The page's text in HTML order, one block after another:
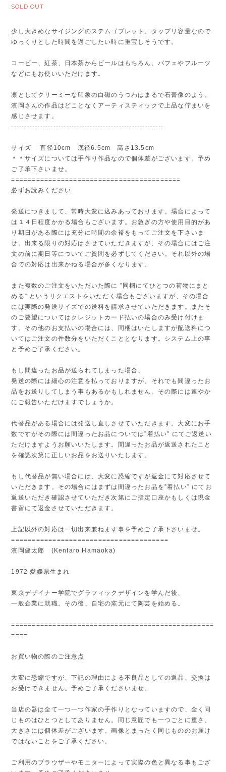
SOLD OUT
少し大きめなサイジングのステムゴブレット。タップリ容量なので
ゆっくりとした時間を過ごしたい時に重宝しそうです。
コービー、紅茶、日本茶からビールはもちろん、パフェやフルーツ
などにもお使いいただけます。
凛としてクリーミーな印象の白磁のうつわはまるで石膏像のよう。
濱岡さんの作品はどことなくアーティスティックで上品な佇まいを
感じさせます。
----------------------------------------------------------
サイズ 直径10cm 底径6.5cm 高さ13.5cm
＊＊サイズについては手作り作品なので個体差がございます。予め
ご了承下さいませ。
=========================================
必ずお読みください
発送につきまして、常時大変に込みあっております。場合によって
は１４日程度かかる場合もございます。お急ぎの方や使用目的があ
り期日がある際には充分に時間の余裕をもってご注文を下さいま
せ。出来る限りの対応はさせていただきますが、その場合にはご注
文の前に期日等についてご質問を必ずしてください。それ以外の場
合での対応は出来かねる場合が多くなります。
また複数のご注文をいただいた際に ”同梱にてひとつの荷物にまと
める” というリクエストをいただく場合もございますが、その場合
には実際の発送サイズでの送料を請求させていただきます。またそ
のご要望についてはクレジットカード払いの場合のみ受け付けま
す。その他のお支払いの場合には、同梱はいたしますが配送料につ
いてはご注文の件数分をいただくこととなります。システム上の事
と予めご了承ください。
もし間違ったお品が送られてしまった場合、
発送の際には細心の注意を払っておりますが、それでも間違ったお
品をお送りしてしまう事もあるかもしれません。その際には速やか
にご報告いただけますでしょうか。
代替品がある場合には発送し直しさせていただきます。大変にお手
数ですがその際には間違ったお品については”着払い” にてご返送い
ただけますようお願いいたします。間違ったお品が返送されたこと
を確認次第に正しいお品をお送りいたします。
もし代替品が無い場合には、大変に恐縮ですが返金にて対応させて
いただきます。その場合にはまずは間違ったお品を”着払い” にてお
返送いただき確認させていただき次第にご指定口座かもしくは現金
書留にて返金させていただきます。
上記以外の対応は一切出来兼ねます事を予めご了承下さいませ。
======================================
濱岡健太郎 (Kentaro Hamaoka)
1972 愛媛県生まれ
東京デザイナー学院でグラフィックデザインを学んだ後、
一般企業に就職。その後、自宅の窯元にて陶芸を始める。
=================================================
====
お買い物の際のご注意点
大変に恐縮ですが、下記の理由による不良品としての返品、交換は
お受けできません。予めご了承くださいませ。
当店の器は全て一つ一つ作家の手作りとなっていますので、全く同
じものはひとつとしてありません。同じ意匠でも一つごとに重さ、
大きさには個体差がございます。画像とまったく同じもののお届け
ではないことをご了承ください。
ご利用のブラウザーやモニターによって実際の色と異なる事もござ